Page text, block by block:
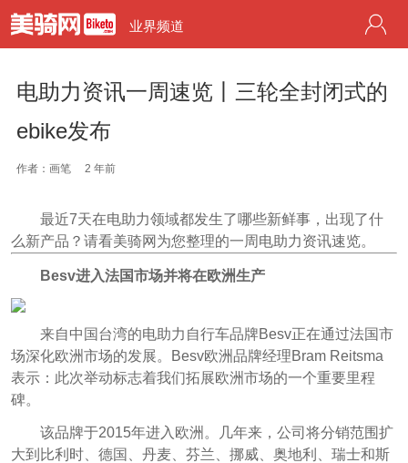
业界频道
电助力资讯一周速览丨三轮全封闭式的
ebike发布
作者：画笔 2 年前
最近7天在电助力领域都发生了哪些新鲜事，出现了什
么新产品？请看美骑网为您整理的一周电助力资讯速览。
Besv进入法国市场并将在欧洲生产
来自中国台湾的电助力自行车品牌Besv正在通过法国市
场深化欧洲市场的发展。Besv欧洲品牌经理Bram Reitsma
表示：此次举动标志着我们拓展欧洲市场的一个重要里程
碑。
该品牌于2015年进入欧洲。几年来，公司将分销范围扩
大到比利时、德国、丹麦、芬兰、挪威、奥地利、瑞士和斯